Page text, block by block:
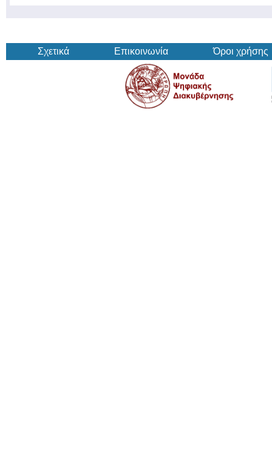
Σχετικά Επικοινωνία Όροι χρήσης